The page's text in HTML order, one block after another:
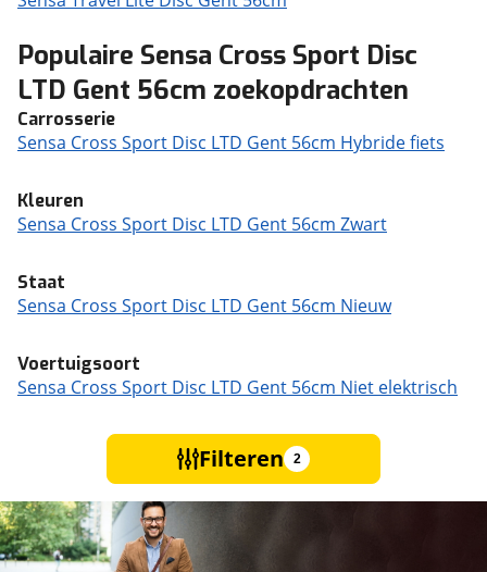
Populaire Sensa Cross Sport Disc
LTD Gent 56cm zoekopdrachten
Carrosserie
Sensa Cross Sport Disc LTD Gent 56cm Hybride fiets
Kleuren
Sensa Cross Sport Disc LTD Gent 56cm Zwart
Staat
Sensa Cross Sport Disc LTD Gent 56cm Nieuw
Voertuigsoort
Sensa Cross Sport Disc LTD Gent 56cm Niet elektrisch
Filteren 2